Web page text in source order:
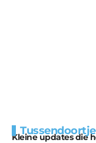
Kleine updates die
voor kabouters